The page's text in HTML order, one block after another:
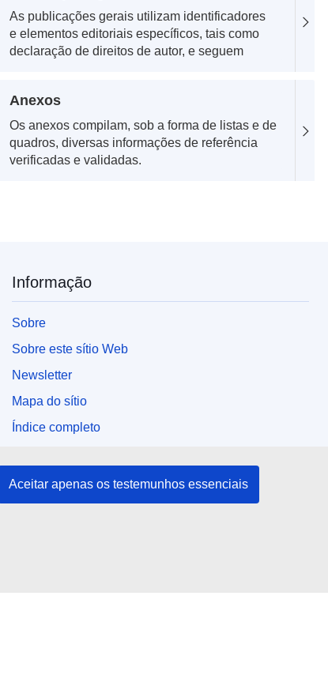
Aceitar apenas os testemunhos essenciais
As publicações gerais utilizam identificadores
e elementos editoriais específicos, tais como
declaração de direitos de autor, e seguem
Anexos
Os anexos compilam, sob a forma de listas e de
quadros, diversas informações de referência
verificadas e validadas.
Informação
Sobre
Sobre este sítio Web
Newsletter
Mapa do sítio
Índice completo
Outros serviços